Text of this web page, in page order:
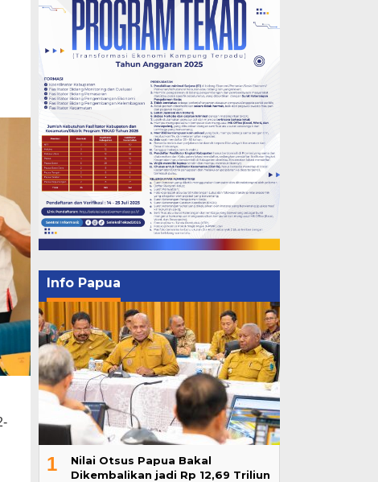
Info Papua
1
Nilai Otsus Papua Bakal
Dikembalikan jadi Rp 12,69 Triliun